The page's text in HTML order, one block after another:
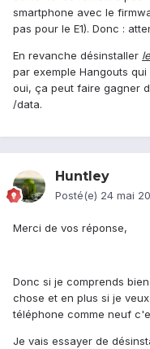
smartphone avec le
pas pour le E1). Donc :
En revanche désinstaller
par exemple Hangouts
oui, ça peut faire gagner
/data.
Huntley
Posté(e) 24 mai
Merci de vos réponse,
Donc si je comprends
chose et en plus si je
téléphone comme neuf
Je vais essayer de